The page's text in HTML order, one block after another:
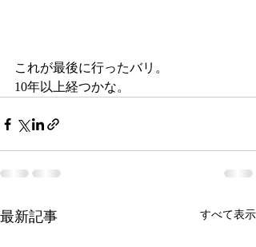
これが最後に行ったバリ。
10年以上経つかな。
最新記事 すべて表示